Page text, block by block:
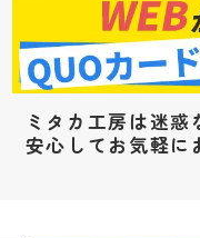
ミタカ工房は迷惑
安心してお気軽に